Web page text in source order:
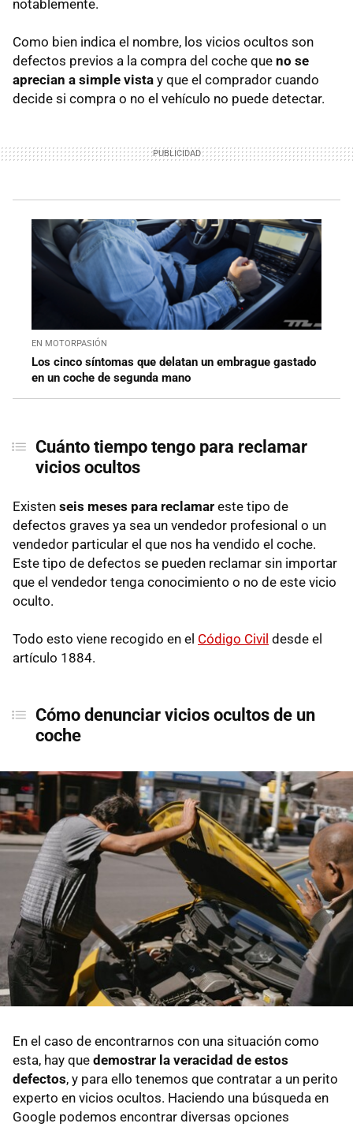
notablemente.
Como bien indica el nombre, los vicios ocultos son
defectos previos a la compra del coche que no se
aprecian a simple vista y que el comprador cuando
decide si compra o no el vehículo no puede detectar.
EN MOTORPASIÓN
Los cinco síntomas que delatan un embrague gastado
en un coche de segunda mano
Cuánto tiempo tengo para reclamar
vicios ocultos
Existen seis meses para reclamar este tipo de
defectos graves ya sea un vendedor profesional o un
vendedor particular el que nos ha vendido el coche.
Este tipo de defectos se pueden reclamar sin importar
que el vendedor tenga conocimiento o no de este vicio
oculto.
Todo esto viene recogido en el Código Civil desde el
artículo 1884.
Cómo denunciar vicios ocultos de un
coche
En el caso de encontrarnos con una situación como
esta, hay que demostrar la veracidad de estos
defectos, y para ello tenemos que contratar a un perito
experto en vicios ocultos. Haciendo una búsqueda en
Google podemos encontrar diversas opciones